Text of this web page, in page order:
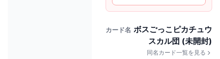
カード名 ボスごっこピカチュウ
スカル団 (未開封)
同名カード一覧を見る